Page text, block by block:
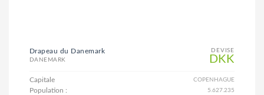
DEVISE
DKK
Drapeau du Danemark
DANEMARK
Capitale COPENHAGUE
Population : 5.627.235